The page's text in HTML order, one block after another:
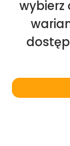
wybierz